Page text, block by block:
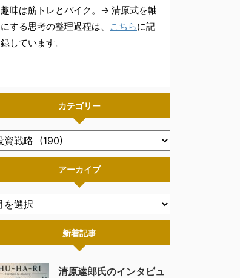
趣味は筋トレとバイク。→ 清原式を軸
にする思考の整理過程は、
こちらに記
録しています。
カテゴリー
アーカイブ
新着記事
清原達郎氏のインタビュ